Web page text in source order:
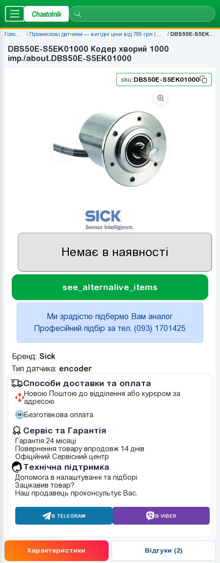
Chastotnik
Головна Промислові датчики — вигідні ціни від 799 грн | Chastotnik.ua DBS50E-S5EK01000
DBS50E-S5EK01000 Кодер хворий 1000
imp./about.DBS50E-S5EK01000
sku:DBS50E-S5EK01000
Немає в наявності
see_alternalive_items
Ми зрадістю підбермо Вам аналог
Професійний підбір за тел. (093) 1701425
Бренд: Sick
Тип датчика: encoder
Способи доставки та оплата
Новою Поштою до відділення або курєром за
адресою
Безготівкова оплата
Сервіс та Гарантія
Гарантія 24 місяці
Повернення товару впродовж 14 днів
Офіційний Сервісний центр
Tехнічна підтримка
Допомога в налаштуванні та підборі
Зацікавив товар?
Наш продавець проконсультує Вас.
В TELEGRAM В VIBER
Характеристики Відгуки (2)